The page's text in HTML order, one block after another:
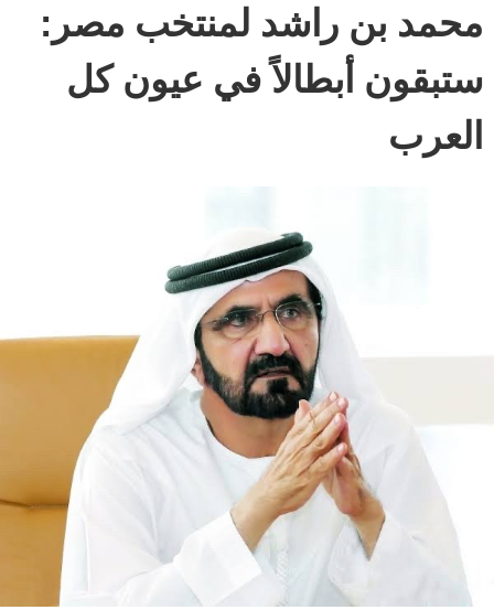
محمد بن راشد لمنتخب مصر:
ستبقون أبطالاً في عيون كل
العرب